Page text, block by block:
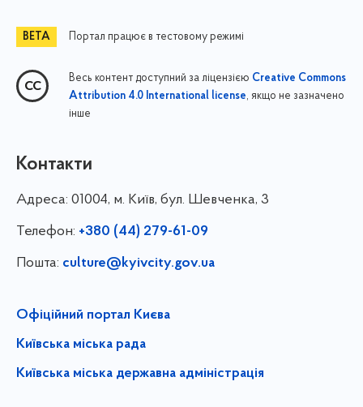
Портал працює в тестовому режимі
Весь контент доступний за ліцензією Creative Commons
Attribution 4.0 International license, якщо не зазначено
інше
Контакти
Адреса: 01004, м. Київ, бул. Шевченка, 3
Телефон: +380 (44) 279-61-09
Пошта: culture@kyivcity.gov.ua
Офіційний портал Києва
Київська міська рада
Київська міська державна адміністрація